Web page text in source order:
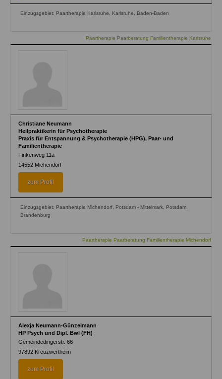
Einzugsgebiet: Paartherapie Karlsruhe, Karlsruhe, Baden-Baden
Paartherapie Paarberatung Familientherapie Karlsruhe
Christiane Neumann
Heilpraktikerin für Psychotherapie
Praxis für Entspannung & Psychotherapie (HPG), Paar- und
Familientherapie
Finkenweg 11a
14552 Michendorf
zum Profil
Einzugsgebiet: Paartherapie Michendorf, Potsdam - Mittelmark, Potsdam,
Brandenburg
Paartherapie Paarberatung Familientherapie Michendorf
Alexja Neumann-Günzelmann
HP Psych und Dipl. Bwl (FH)
Gemeindedingerstr. 66
97892 Kreuzwertheim
zum Profil